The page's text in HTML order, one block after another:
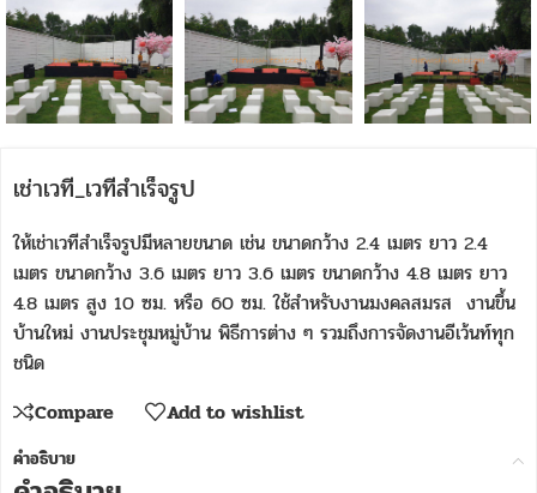
เช่าเวที_เวทีสำเร็จรูป
ให้เช่าเวทีสำเร็จรูปมีหลายขนาด เช่น ขนาดกว้าง 2.4 เมตร ยาว 2.4
เมตร ขนาดกว้าง 3.6 เมตร ยาว 3.6 เมตร ขนาดกว้าง 4.8 เมตร ยาว
4.8 เมตร สูง 10 ซม. หรือ 60 ซม. ใช้สำหรับงานมงคลสมรส งานขึ้น
บ้านใหม่ งานประชุมหมู่บ้าน พิธีการต่าง ๆ รวมถึงการจัดงานอีเว้นท์ทุก
ชนิด
Compare
Add to wishlist
คำอธิบาย